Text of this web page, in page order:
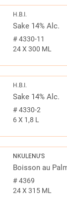
H.B.I.
Sake 14% Alc.
#4330-11
24 X 300 ML
H.B.I.
Sake 14% Alc.
#4330-2
6 X 1,8 L
NKULENU'S
Boisson au
#4369
24 X 315 ML